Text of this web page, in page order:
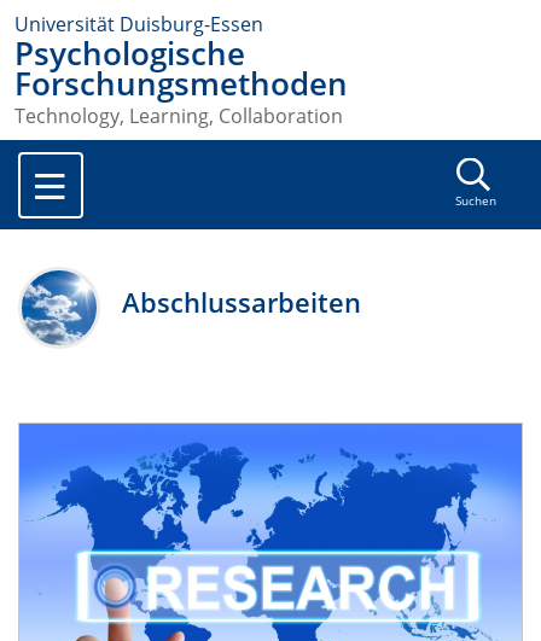
Universität Duisburg-Essen
Psychologische
Forschungsmethoden
Technology, Learning, Collaboration
Suchen
Abschlussarbeiten